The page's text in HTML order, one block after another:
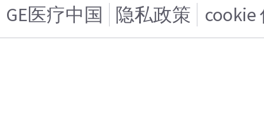
GE医疗中国 隐私政策 cookie